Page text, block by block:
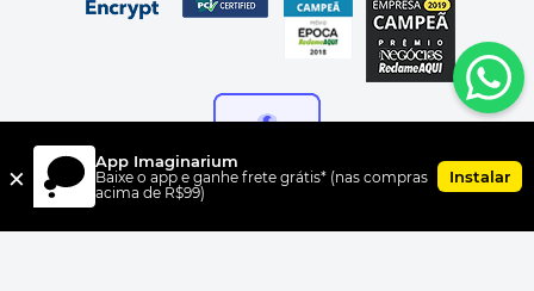
× App Imaginarium
Baixe o app e ganhe frete grátis* (nas compras
acima de R$99)
Instalar